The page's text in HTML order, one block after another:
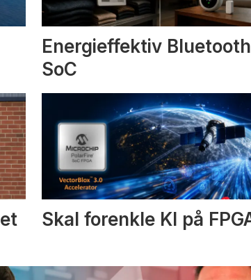
Energieffektiv
SoC
Skal forenkle KI på